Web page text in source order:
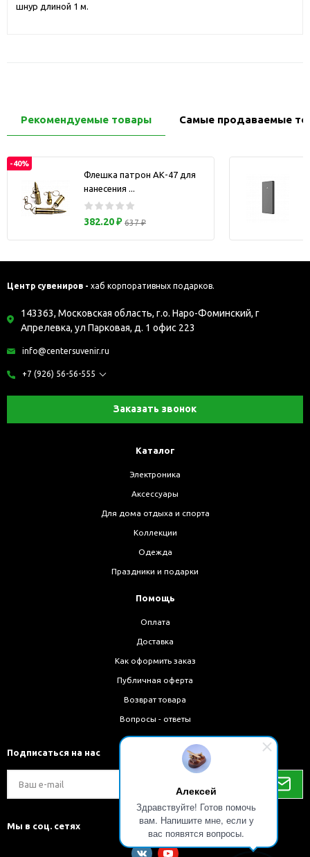
Алексей
Здравствуйте! Готов помочь
вам. Напишите мне, если у
вас появятся вопросы.
шнур длиной 1 м.
Рекомендуемые товары Самые продаваемые
-40%
Флешка патрон АК-47 для
нанесения ...
382.20 ₽ 637 ₽
Центр сувениров - хаб корпоративных подарков.
143363, Московская область, г.о. Наро-Фоминский, г
Апрелевка, ул Парковая, д. 1 офис 223
info@centersuvenir.ru
+7 (926) 56-56-555
Заказать звонок
Каталог
Электроника
Аксессуары
Для дома отдыха и спорта
Коллекции
Одежда
Праздники и подарки
Помощь
Оплата
Доставка
Как оформить заказ
Публичная оферта
Возврат товара
Вопросы - ответы
Подписаться на нас
Мы в соц. сетях